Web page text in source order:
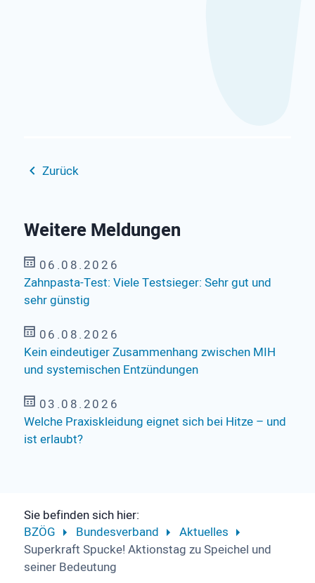
Zurück
Weitere Meldungen
06.08.2026
Zahnpasta-Test: Viele Testsieger: Sehr gut und
sehr günstig
06.08.2026
Kein eindeutiger Zusammenhang zwischen MIH
und systemischen Entzündungen
03.08.2026
Welche Praxiskleidung eignet sich bei Hitze – und
ist erlaubt?
Sie befinden sich hier:
BZÖG
Bundesverband
Aktuelles
Superkraft Spucke! Aktionstag zu Speichel und
seiner Bedeutung